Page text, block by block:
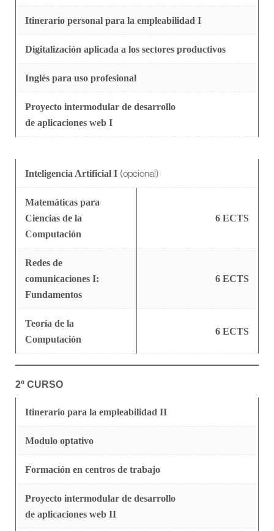
Itinerario personal para la empleabilidad I
Digitalización aplicada a los sectores productivos
Inglés para uso profesional
Proyecto intermodular de desarrollo
de aplicaciones web I
Inteligencia Artificial I (opcional)
Matemáticas para
Ciencias de la
Computación
6 ECTS
Redes de
comunicaciones I:
Fundamentos
6 ECTS
Teoría de la
Computación
6 ECTS
2º CURSO
Itinerario para la empleabilidad II
Modulo optativo
Formación en centros de trabajo
Proyecto intermodular de desarrollo
de aplicaciones web II